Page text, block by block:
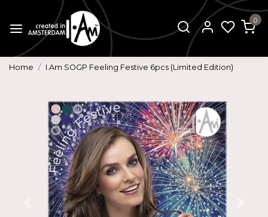
0
Home I.Am SOGP Feeling Festive 6pcs (Limited Edition)
Vorige